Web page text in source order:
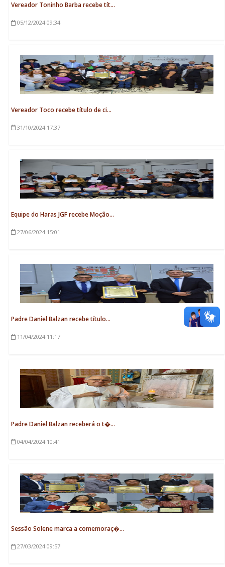
Vereador Toninho Barba recebe tít...
05/12/2024 09:34
Vereador Toco recebe título de ci...
31/10/2024 17:37
Equipe do Haras JGF recebe Moção...
27/06/2024 15:01
Padre Daniel Balzan recebe título...
11/04/2024 11:17
Padre Daniel Balzan receberá o t�...
04/04/2024 10:41
Sessão Solene marca a comemoraç�...
27/03/2024 09:57